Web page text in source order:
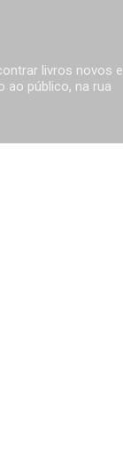
livros novos e
ao público, na rua